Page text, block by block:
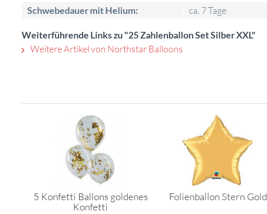
Schwebedauer mit Helium:
ca. 7 Tage
Weiterführende Links zu "25 Zahlenballon Set Silber XXL"
Weitere Artikel von Northstar Balloons
5 Konfetti Ballons goldenes
Konfetti
Folienballon Stern Gold